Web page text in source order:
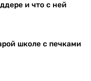
и что с ней
школе с печками